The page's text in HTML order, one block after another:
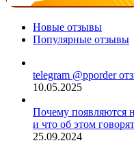
Новые отзывы
Популярные отзывы
telegram @pporder
10.05.2025
Почему появляются
и что об этом
25.09.2024